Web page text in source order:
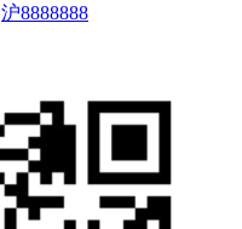
沪8888888